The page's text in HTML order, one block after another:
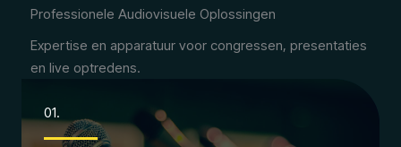
Professionele Audiovisuele Oplossingen
Expertise en apparatuur voor congressen, presentaties
en live optredens.
01.